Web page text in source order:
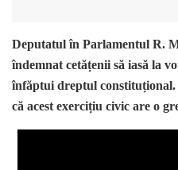
Deputatul în Parlamentul R.
îndemnat cetățenii să iasă la
înfăptui dreptul
că acest exercițiu civic are o